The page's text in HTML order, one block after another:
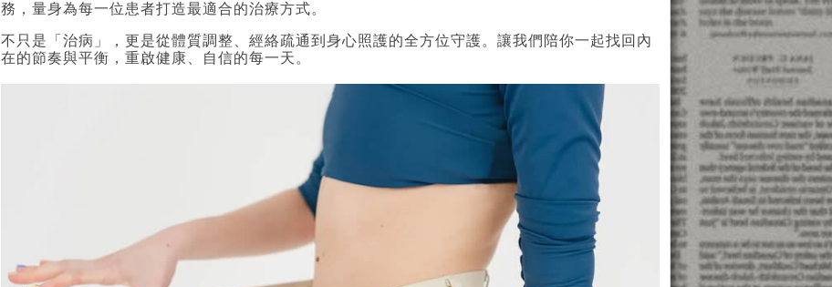
務，量身為每一位患者打造最適合的治療方式。
不只是「治病」，更是從體質調整、經絡疏通到身心照護的全方位守護。讓我們陪你一起找回內
在的節奏與平衡，重啟健康、自信的每一天。